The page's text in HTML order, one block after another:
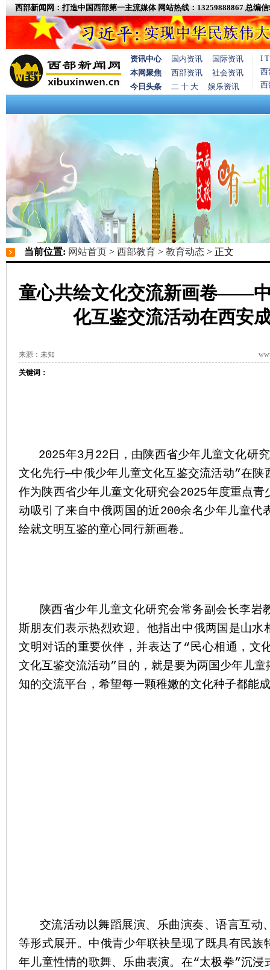
西部新闻网：打造中国西部第一主流媒体 网站热线：13259888867 总编信
资讯中心 国内资讯
国际资讯
本网聚焦
西部资讯
社会资讯
今日头条
二 十 大 娱乐资讯
I
西
西
当前位置: 网站首页 > 西部教育 > 教育动态 > 正文
童心共绘文化交流新画卷——
化互鉴交流活动在西安
来源：未知
关键词：
2025年3月22日，由陕西省少年儿童文化研
文化先行—中俄少年儿童文化互鉴交流活动”在陕
作为陕西省少年儿童文化研究会2025年度重点青
动吸引了来自中俄两国的近200余名少年儿童代
绘就文明互鉴的童心同行新画卷。
陕西省少年儿童文化研究会常务副会长李岩
斯朋友们表示热烈欢迎。他指出中俄两国是山水
文明对话的重要伙伴，并表达了“民心相通，文
文化互鉴交流活动”目的，就是要为两国少年儿
知的交流平台，希望每一颗稚嫩的文化种子都能
交流活动以舞蹈展演、乐曲演奏、语言互动
等形式展开。中俄青少年联袂呈现了既具有民族
年儿童性情的歌舞、乐曲表演。在“太极拳”沉浸